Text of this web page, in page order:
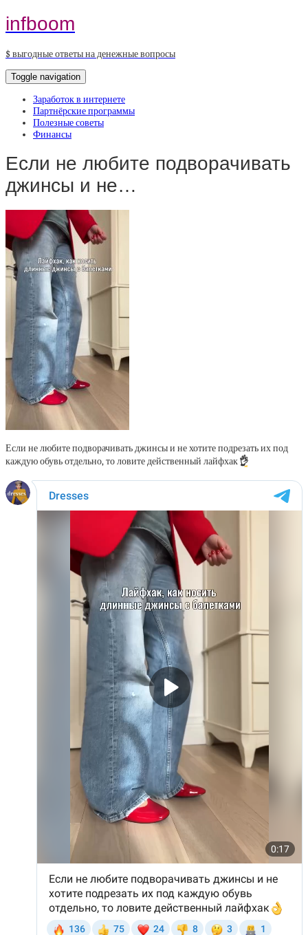
infboom
$ выгодные ответы на денежные вопросы
Toggle navigation
Заработок в интернете
Партнёрские программы
Полезные советы
Финансы
Если не любите подворачивать
джинсы и не…
Если не любите подворачивать джинсы и не хотите подрезать их под
каждую обувь отдельно, то ловите действенный лайфхак👌